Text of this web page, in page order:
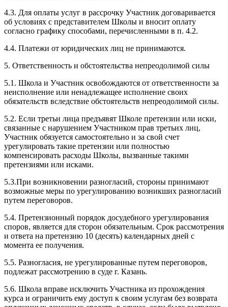
4.3. Для оплаты услуг в рассрочку Участник договаривается
об условиях с представителем Школы и вносит оплату
согласно графику способами, перечисленными в п. 4.2.
4.4. Платежи от юридических лиц не принимаются.
5. Ответственность и обстоятельства непреодолимой силы
5.1. Школа и Участник освобождаются от ответственности за
неисполнение или ненадлежащее исполнение своих
обязательств вследствие обстоятельств непреодолимой силы.
5.2. Если третьи лица предъявят Школе претензии или иски,
связанные с нарушением Участником прав третьих лиц,
Участник обязуется самостоятельно и за свой счет
урегулировать такие претензии или полностью
компенсировать расходы Школы, вызванные такими
претензиями или исками.
5.3.При возникновении разногласий, стороны принимают
возможные меры по урегулированию возникших разногласий
путем переговоров.
5.4. Претензионный порядок досудебного урегулирования
споров, является для сторон обязательным. Срок рассмотрения
и ответа на претензию 10 (десять) календарных дней с
момента ее получения.
5.5. Разногласия, не урегулированные путем переговоров,
подлежат рассмотрению в суде г. Казань.
5.6. Школа вправе исключить Участника из прохождения
курса и ограничить ему доступ к своим услугам без возврата